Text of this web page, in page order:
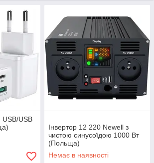
USB/USB
Інвертор 12 220 Newell з
чистою синусоїдою 1000 Вт
(Польща)
Немає в наявності